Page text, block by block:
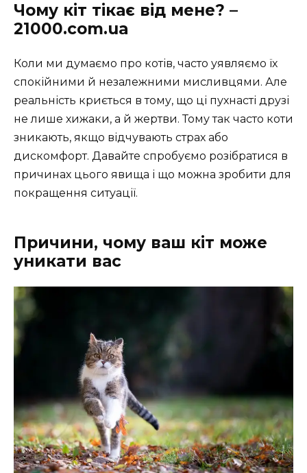
Чому кіт тікає від мене? –
21000.com.ua
Коли ми думаємо про котів, часто уявляємо їх
спокійними й незалежними мисливцями. Але
реальність криється в тому, що ці пухнасті друзі
не лише хижаки, а й жертви. Тому так часто коти
зникають, якщо відчувають страх або
дискомфорт. Давайте спробуємо розібратися в
причинах цього явища і що можна зробити для
покращення ситуації.
Причини, чому ваш кіт може
уникати вас